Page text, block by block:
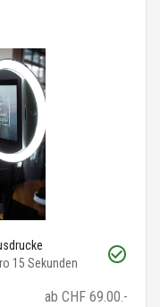
15 Sekunden
ab CHF 69.00.-